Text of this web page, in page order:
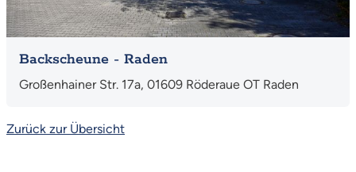
Backscheune - Raden
Großenhainer Str. 17a, 01609 Röderaue OT Raden
Zurück zur Übersicht